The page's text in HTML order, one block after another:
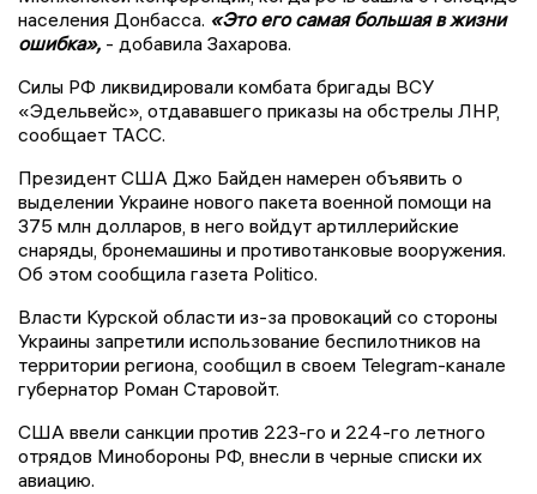
населения Донбасса. «Это его самая большая в жизни
ошибка», - добавила Захарова.
Силы РФ ликвидировали комбата бригады ВСУ
«Эдельвейс», отдававшего приказы на обстрелы ЛНР,
сообщает ТАСС.
Президент США Джо Байден намерен объявить о
выделении Украине нового пакета военной помощи на
375 млн долларов, в него войдут артиллерийские
снаряды, бронемашины и противотанковые вооружения.
Об этом сообщила газета Politico.
Власти Курской области из-за провокаций со стороны
Украины запретили использование беспилотников на
территории региона, сообщил в своем Telegram-канале
губернатор Роман Старовойт.
США ввели санкции против 223-го и 224-го летного
отрядов Минобороны РФ, внесли в черные списки их
авиацию.